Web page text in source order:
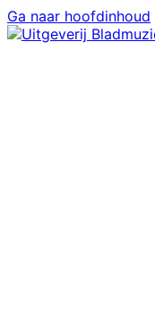
Ga naar hoofdinhoud